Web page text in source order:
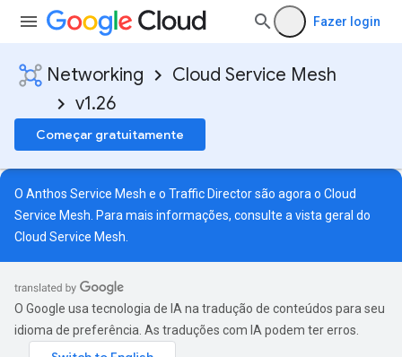
Fazer login
Networking
Cloud Service Mesh
v1.26
Começar gratuitamente
O Anthos Service Mesh e o Traffic Director são agora o Cloud
Service Mesh. Para mais informações, consulte a vista geral do
Cloud Service Mesh
O Google usa tecnologia de IA na tradução de conteúdos para seu
idioma de preferência. As traduções com IA podem ter erros.